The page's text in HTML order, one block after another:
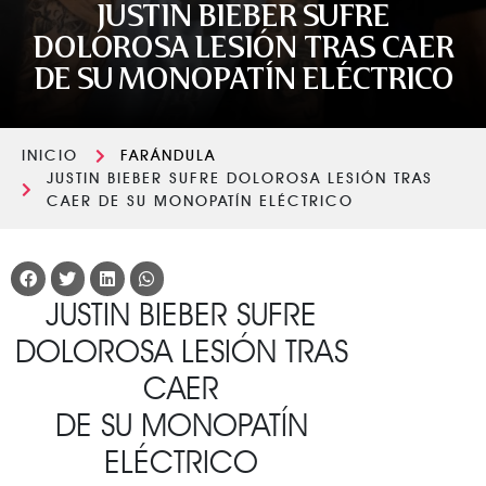
JUSTIN BIEBER SUFRE
DOLOROSA LESIÓN TRAS CAER
DE SU MONOPATÍN ELÉCTRICO
INICIO
FARÁNDULA
JUSTIN BIEBER SUFRE DOLOROSA LESIÓN TRAS
CAER DE SU MONOPATÍN ELÉCTRICO
JUSTIN BIEBER SUFRE
DOLOROSA LESIÓN TRAS
CAER
DE SU MONOPATÍN
ELÉCTRICO